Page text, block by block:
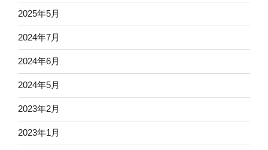
2025年5月
2024年7月
2024年6月
2024年5月
2023年2月
2023年1月